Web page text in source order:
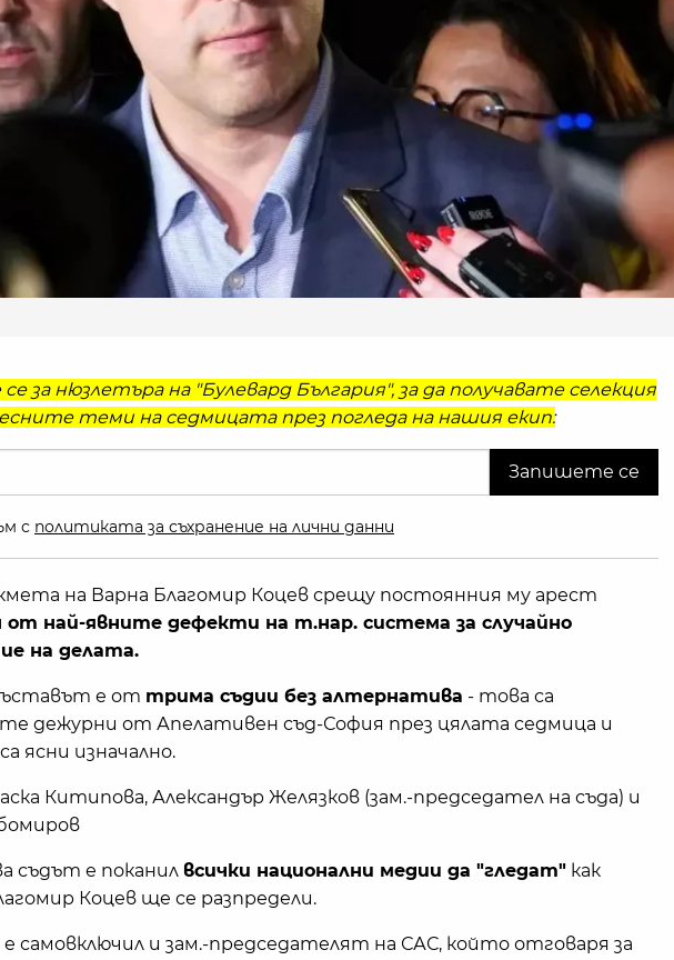
за нюзлетъра на "Булевард България", за да получавате селекция
теми на седмицата през погледа на нашия екип:
с политиката за съхранение на лични данни
на Варна Благомир Коцев срещу постоянния му арест
от най-явните дефекти на т.нар. система за случайно
на делата.
е от трима съдии без алтернатива - това са
дежурни от Апелативен съд-София през цялата седмица и
ясни изначално.
Китипова, Александър Желязков (зам.-председател на съда) и
съдът е поканил всички национални медии да "гледат" как
Коцев ще се разпредели.
е самовключил и зам.-председателят на САС, който отговаря за
ГАЛЕРИЯ
НА